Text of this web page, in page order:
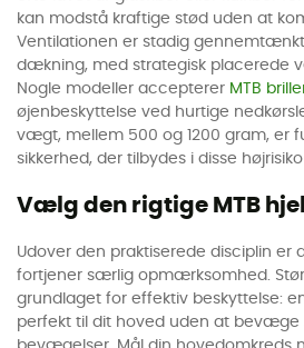
kan modstå kraftige stød uden at
Ventilationen er stadig
dækning, med strategisk placerede
Nogle modeller accepterer MTB
øjenbeskyttelse ved hurtige
vægt, mellem 500 og 1200 gram, er
sikkerhed, der tilbydes i disse
Vælg den rigtige MTB
Udover den praktiserede disciplin er
fortjener særlig opmærksomhed.
grundlaget for effektiv beskyttelse:
perfekt til dit hoved uden at bevæge